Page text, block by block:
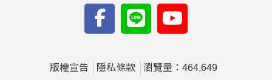
版權宣告 隱私條款 瀏覽量：464,649